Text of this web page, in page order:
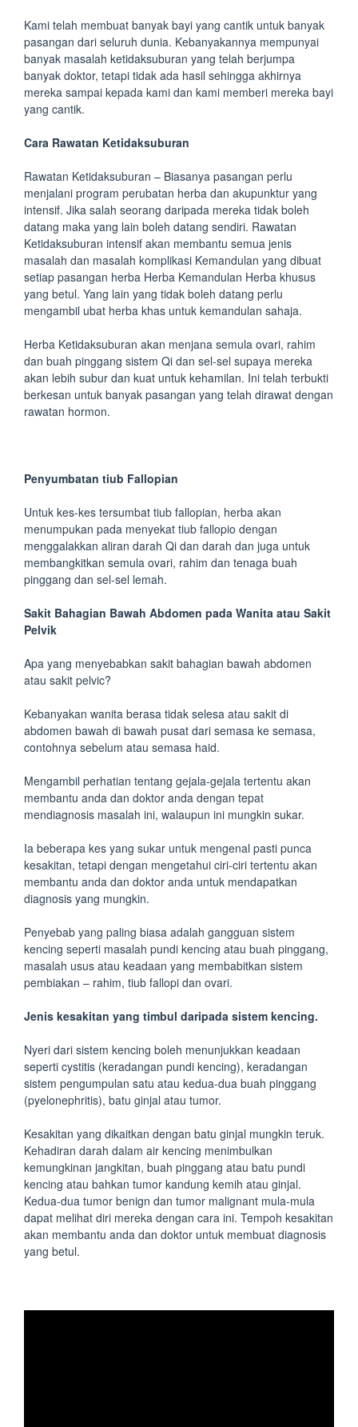
Kami telah membuat banyak bayi yang cantik untuk banyak
pasangan dari seluruh dunia. Kebanyakannya mempunyai
banyak masalah ketidaksuburan yang telah berjumpa
banyak doktor, tetapi tidak ada hasil sehingga akhirnya
mereka sampai kepada kami dan kami memberi mereka bayi
yang cantik.
Cara Rawatan Ketidaksuburan
Rawatan Ketidaksuburan – Biasanya pasangan perlu
menjalani program perubatan herba dan akupunktur yang
intensif. Jika salah seorang daripada mereka tidak boleh
datang maka yang lain boleh datang sendiri. Rawatan
Ketidaksuburan intensif akan membantu semua jenis
masalah dan masalah komplikasi Kemandulan yang dibuat
setiap pasangan herba Herba Kemandulan Herba khusus
yang betul. Yang lain yang tidak boleh datang perlu
mengambil ubat herba khas untuk kemandulan sahaja.
Herba Ketidaksuburan akan menjana semula ovari, rahim
dan buah pinggang sistem Qi dan sel-sel supaya mereka
akan lebih subur dan kuat untuk kehamilan. Ini telah terbukti
berkesan untuk banyak pasangan yang telah dirawat dengan
rawatan hormon.
Penyumbatan tiub Fallopian
Untuk kes-kes tersumbat tiub fallopian, herba akan
menumpukan pada menyekat tiub fallopio dengan
menggalakkan aliran darah Qi dan darah dan juga untuk
membangkitkan semula ovari, rahim dan tenaga buah
pinggang dan sel-sel lemah.
Sakit Bahagian Bawah Abdomen pada Wanita atau Sakit
Pelvik
Apa yang menyebabkan sakit bahagian bawah abdomen
atau sakit pelvic?
Kebanyakan wanita berasa tidak selesa atau sakit di
abdomen bawah di bawah pusat dari semasa ke semasa,
contohnya sebelum atau semasa haid.
Mengambil perhatian tentang gejala-gejala tertentu akan
membantu anda dan doktor anda dengan tepat
mendiagnosis masalah ini, walaupun ini mungkin sukar.
Ia beberapa kes yang sukar untuk mengenal pasti punca
kesakitan, tetapi dengan mengetahui ciri-ciri tertentu akan
membantu anda dan doktor anda untuk mendapatkan
diagnosis yang mungkin.
Penyebab yang paling biasa adalah gangguan sistem
kencing seperti masalah pundi kencing atau buah pinggang,
masalah usus atau keadaan yang membabitkan sistem
pembiakan – rahim, tiub fallopi dan ovari.
Jenis kesakitan yang timbul daripada sistem kencing.
Nyeri dari sistem kencing boleh menunjukkan keadaan
seperti cystitis (keradangan pundi kencing), keradangan
sistem pengumpulan satu atau kedua-dua buah pinggang
(pyelonephritis), batu ginjal atau tumor.
Kesakitan yang dikaitkan dengan batu ginjal mungkin teruk.
Kehadiran darah dalam air kencing menimbulkan
kemungkinan jangkitan, buah pinggang atau batu pundi
kencing atau bahkan tumor kandung kemih atau ginjal.
Kedua-dua tumor benign dan tumor malignant mula-mula
dapat melihat diri mereka dengan cara ini. Tempoh kesakitan
akan membantu anda dan doktor untuk membuat diagnosis
yang betul.